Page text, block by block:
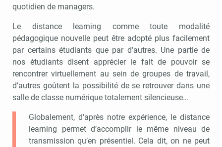
quotidien de managers.
Le distance learning comme toute modalité
pédagogique nouvelle peut être adopté plus facilement
par certains étudiants que par d’autres. Une partie de
nos étudiants disent apprécier le fait de pouvoir se
rencontrer virtuellement au sein de groupes de travail,
d’autres goûtent la possibilité de se retrouver dans une
salle de classe numérique totalement silencieuse…
Globalement, d’après notre expérience, le distance
learning permet d’accomplir le même niveau de
transmission qu’en présentiel. Cela dit, on ne peut